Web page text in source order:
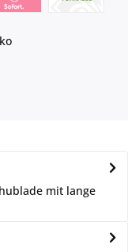
mit lange